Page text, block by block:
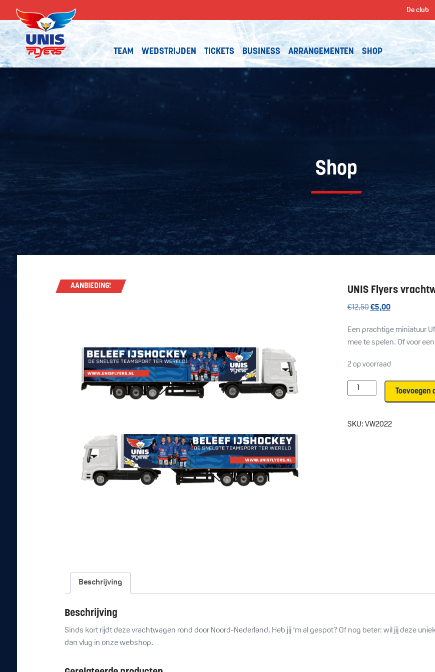
De club
TEAM WEDSTRIJDEN TICKETS BUSINESS ARRANGEMENTEN SHOP
Shop
AANBIEDING! UNIS Flyers
€12,50 Oorspronkelijke
was:
€12,50.
€5,00Huidige
is:
€5,00.
Een prachtige miniatuur
mee te spelen. Of voor
2 op voorraad
UNIS
Flyers
aantal
Toevoegen
SKU: VW2022
Beschrijving
Beschrijving
Sinds kort rijdt deze vrachtwagen rond door Noord-Nederland. Heb jij ‘m al gespot? Of nog beter: wil jij deze
dan vlug in onze webshop.